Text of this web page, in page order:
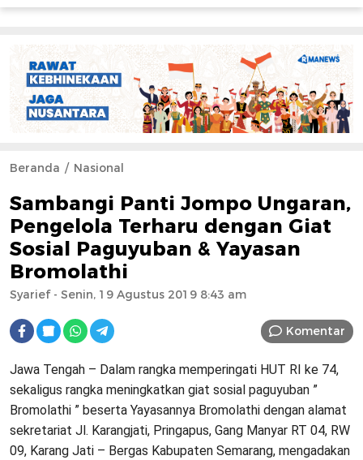
Beranda Nasional
Sambangi Panti Jompo Ungaran,
Pengelola Terharu dengan Giat
Sosial Paguyuban & Yayasan
Bromolathi
Syarief- Senin, 19 Agustus 2019 8:43 am
Komentar
Jawa Tengah – Dalam rangka memperingati HUT RI ke 74,
sekaligus rangka meningkatkan giat sosial paguyuban ”
Bromolathi ” beserta Yayasannya Bromolathi dengan alamat
sekretariat Jl. Karangjati, Pringapus, Gang Manyar RT 04, RW
09, Karang Jati – Bergas Kabupaten Semarang, mengadakan